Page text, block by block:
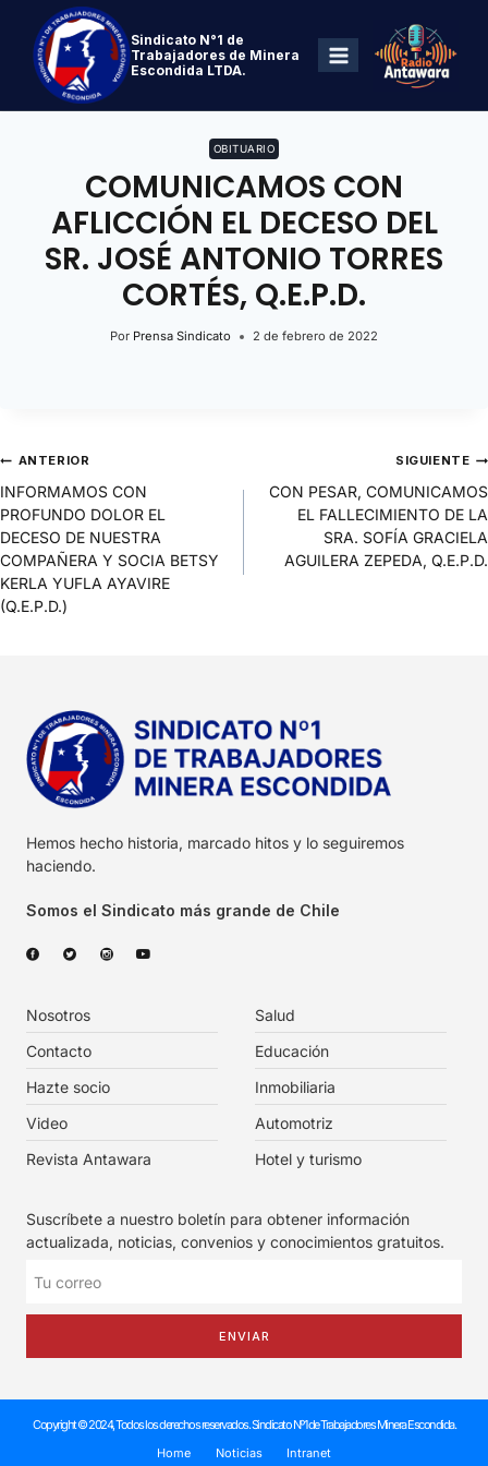
Sindicato N°1 de
Trabajadores de Minera
Escondida LTDA.
OBITUARIO
COMUNICAMOS CON
AFLICCIÓN EL DECESO DEL
SR. JOSÉ ANTONIO TORRES
CORTÉS, Q.E.P.D.
Por Prensa Sindicato 2 de febrero de 2022
ANTERIOR
INFORMAMOS CON
PROFUNDO DOLOR EL
DECESO DE NUESTRA
COMPAÑERA Y SOCIA BETSY
KERLA YUFLA AYAVIRE
(Q.E.P.D.)
SIGUIENTE
CON PESAR, COMUNICAMOS
EL FALLECIMIENTO DE LA
SRA. SOFÍA GRACIELA
AGUILERA ZEPEDA, Q.E.P.D.
Hemos hecho historia, marcado hitos y lo seguiremos
haciendo.
Somos el Sindicato más grande de Chile
Nosotros
Contacto
Hazte socio
Video
Revista Antawara
Salud
Educación
Inmobiliaria
Automotriz
Hotel y turismo
Suscríbete a nuestro boletín para obtener información
actualizada, noticias, convenios y conocimientos gratuitos.
ENVIAR
Copyright © 2024, Todos los derechos reservados. Sindicato Nº1 de Trabajadores Minera Escondida.
Home
Noticias Intranet